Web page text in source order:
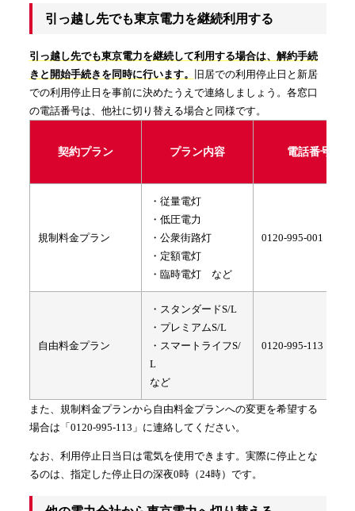
引っ越し先でも東京電力を継続利用する
引っ越し先でも東京電力を継続して利用する場合は、解約手続
きと開始手続きを同時に行います。 旧居での利用停止日と新居
での利用停止日を事前に決めたうえで連絡しましょう。各窓口
の電話番号は、他社に切り替える場合と同様です。
契約プラン プラン内容 電話番号
規制料金プラン
・従量電灯
・低圧電力
・公衆街路灯
・定額電灯
・臨時電灯 など
0120-995-001
自由料金プラン
・スタンダードS/L
・プレミアムS/L
・スマートライフS/
L
など
0120-995-113
また、規制料金プランから自由料金プランへの変更を希望する
場合は「0120-995-113」に連絡してください。
なお、利用停止日当日は電気を使用できます。実際に停止とな
るのは、指定した停止日の深夜0時（24時）です。